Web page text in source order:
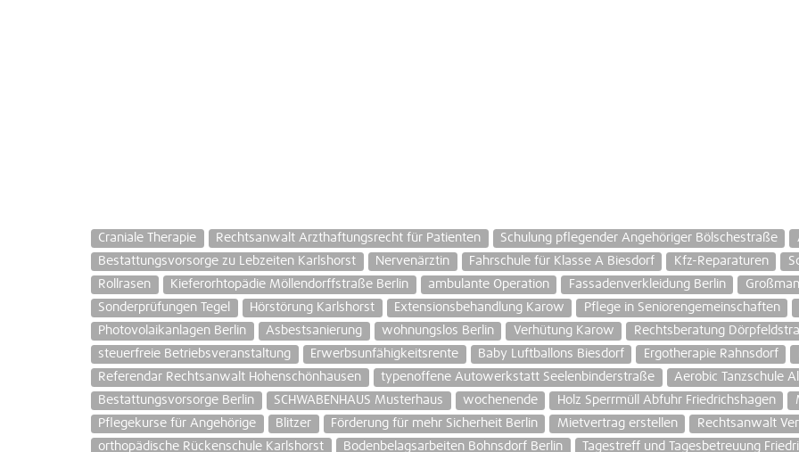
Craniale Therapie Rechtsanwalt Arzthaftungsrecht für Patienten Schulung pflegender Angehöriger Bölschestraße
Bestattungsvorsorge zu Lebzeiten Karlshorst
Nervenärztin Fahrschule für Klasse A Biesdorf Kfz-Reparaturen
Rollrasen
Kieferorhtopädie Möllendorffstraße Berlin ambulante Operation Fassadenverkleidung Berlin
Sonderprüfungen Tegel
Hörstörung Karlshorst Extensionsbehandlung Karow Pflege in Seniorengemeinschaften
Photovolaikanlagen Berlin
Asbestsanierung wohnungslos Berlin Verhütung Karow Rechtsberatung
steuerfreie Betriebsveranstaltung
Erwerbsunfähigkeitsrente Baby Luftballons Biesdorf Ergotherapie Rahnsdorf
Referendar Rechtsanwalt Hohenschönhausen
typenoffene Autowerkstatt Seelenbinderstraße Aerobic Tanzschule
Bestattungsvorsorge Berlin
SCHWABENHAUS Musterhaus wochenende Holz Sperrmüll Abfuhr Friedrichshagen
Pflegekurse für Angehörige
Blitzer Förderung für mehr Sicherheit Berlin Mietvertrag erstellen
Rechtsanwalt
orthopädische Rückenschule Karlshorst
Bodenbelagsarbeiten Bohnsdorf Berlin
Tagestreff und Tagesbetreuung